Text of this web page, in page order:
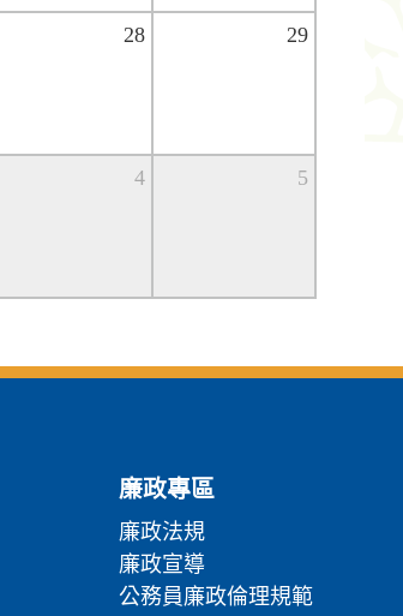
28 29
4 5
廉政專區
廉政法規
廉政宣導
公務員廉政倫理規範